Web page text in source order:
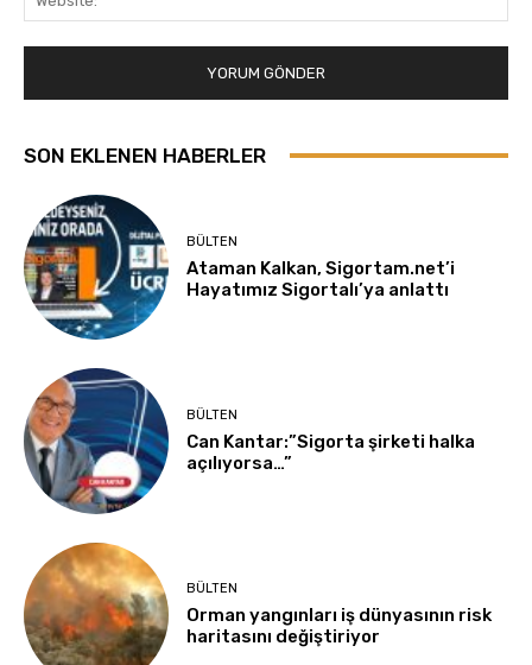
SON EKLENEN HABERLER
BÜLTEN
Ataman Kalkan, Sigortam.net’i
Hayatımız Sigortalı’ya anlattı
BÜLTEN
Can Kantar:”Sigorta şirketi halka
açılıyorsa…”
BÜLTEN
Orman yangınları iş dünyasının risk
haritasını değiştiriyor